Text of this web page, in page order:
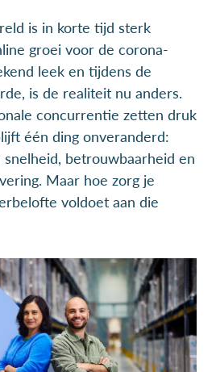
is in korte tijd sterk
groei voor de corona-
leek en tijdens de
is de realiteit nu anders.
concurrentie zetten druk
één ding onveranderd:
betrouwbaarheid en
Maar hoe zorg je
voldoet aan die